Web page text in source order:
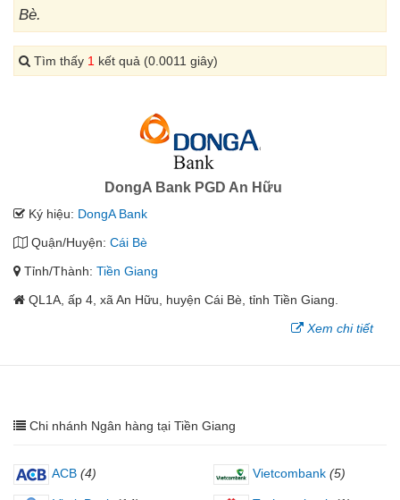
Bè.
Tìm thấy 1 kết quả (0.0011 giây)
DongA Bank PGD An Hữu
Ký hiệu: DongA Bank
Quận/Huyện: Cái Bè
Tỉnh/Thành: Tiền Giang
QL1A, ấp 4, xã An Hữu, huyện Cái Bè, tỉnh Tiền Giang.
Xem chi tiết
Chi nhánh Ngân hàng tại Tiền Giang
ACB (4) Vietcombank (5)